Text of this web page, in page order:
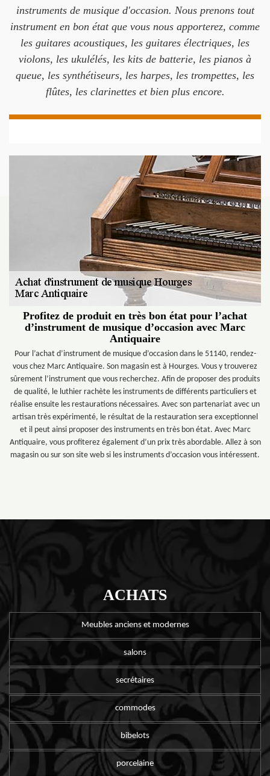
instruments de musique d'occasion. Nous prenons tout
instrument en bon état que vous nous apporterez, comme
les guitares acoustiques, les guitares électriques, les
violons, les ukulélés, les kits de batterie, les pianos à
queue, les synthétiseurs, les harpes, les trompettes, les
flûtes, les clarinettes et bien plus encore.
Profitez de produit en très bon état pour l’achat
d’instrument de musique d’occasion avec Marc
Antiquaire
Pour l’achat d’instrument de musique d’occasion dans le 51140, rendez-
vous chez Marc Antiquaire. Son magasin est à Hourges. Vous y trouverez
sûrement l’instrument que vous recherchez. Afin de proposer des produits
de qualité, le luthier rachète les instruments de différents particuliers et
réalise ensuite les restaurations nécessaires. Avec son partenariat avec un
artisan très expérimenté, le résultat de la restauration sera exceptionnel
et il peut ainsi proposer des instruments en très bon état. Avec Marc
Antiquaire, vous profiterez également d’un prix très abordable. Allez à son
magasin ou sur son site web si les instruments d’occasion vous intéressent.
ACHATS
Meubles anciens et modernes
salons
secrétaires
commodes
bibelots
porcelaine